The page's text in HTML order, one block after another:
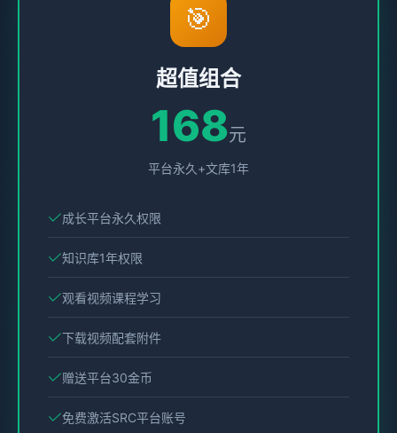
🎯
超值组合
168元
平台永久+文库1年
成长平台永久权限
知识库1年权限
观看视频课程学习
下载视频配套附件
赠送平台30金币
免费激活SRC平台账号